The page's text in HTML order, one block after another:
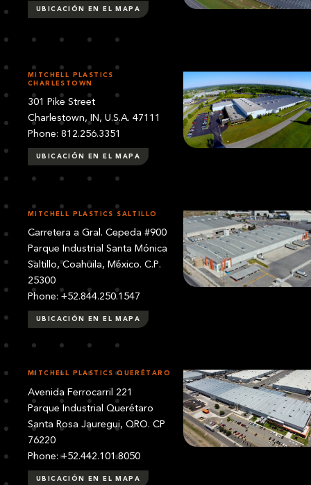
UBICACIÓN EN EL MAPA
MITCHELL PLASTICS
CHARLESTOWN
301 Pike Street
Charlestown, IN, U.S.A. 47111
Phone: 812.256.3351
UBICACIÓN EN EL MAPA
MITCHELL PLASTICS SALTILLO
Carretera a Gral. Cepeda #900
Parque Industrial Santa Mónica
Saltillo, Coahuila, México. C.P.
25300
Phone: +52.844.250.1547
UBICACIÓN EN EL MAPA
MITCHELL PLASTICS QUERÉTARO
Avenida Ferrocarril 221
Parque Industrial Querétaro
Santa Rosa Jauregui, QRO. CP
76220
Phone: +52.442.101.8050
UBICACIÓN EN EL MAPA